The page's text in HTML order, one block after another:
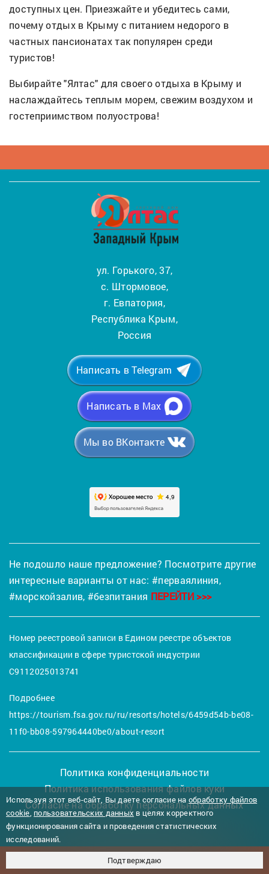
доступных цен. Приезжайте и убедитесь сами,
почему отдых в Крыму с питанием недорого в
частных пансионатах так популярен среди
туристов!
Выбирайте "Ялтас" для своего отдыха в Крыму и
наслаждайтесь теплым морем, свежим воздухом и
гостеприимством полуострова!
ул. Горького, 37,
с. Штормовое,
г. Евпатория,
Республика Крым,
Россия
Написать в Telegram
Написать в Max
Мы во ВКонтакте
Не подошло наше предложение? Посмотрите другие
интересные варианты от нас: #перваялиния,
#морскойзалив, #безпитания ПЕРЕЙТИ >>>
Номер реестровой записи в Едином реестре объектов
классификации в сфере туристской индустрии
С9112025013741
Подробнее
https://tourism.fsa.gov.ru/ru/resorts/hotels/6459d54b-be08-
11f0-bb08-597964440be0/about-resort
Политика конфиденциальности
Политика использования файлов куки
Согласие на обработку персональных данных
©2017-2026 ГОСТЕВОЙ ДОМ "ЯЛТАС"
Используя этот веб-сайт, Вы даете согласие на обработку файлов
cookie, пользовательских данных в целях корректного
функционирования сайта и проведения статистических
исследований.
Подтверждаю